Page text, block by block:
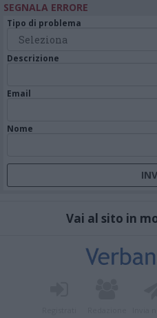
SEGNALA ERRORE
Tipo di problema
Descrizione
Email
Nome
Vai al sito in